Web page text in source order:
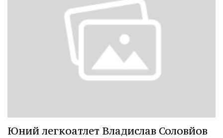
Юний легкоатлет Владислав Соловйов